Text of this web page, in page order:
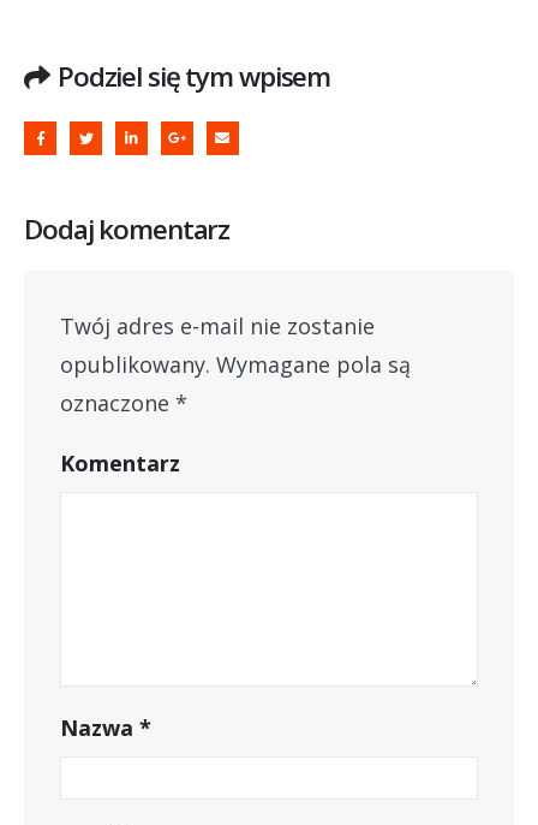
Podziel się tym wpisem
Dodaj komentarz
Twój adres e-mail nie zostanie
opublikowany. Wymagane pola są
oznaczone *
Komentarz
Nazwa *